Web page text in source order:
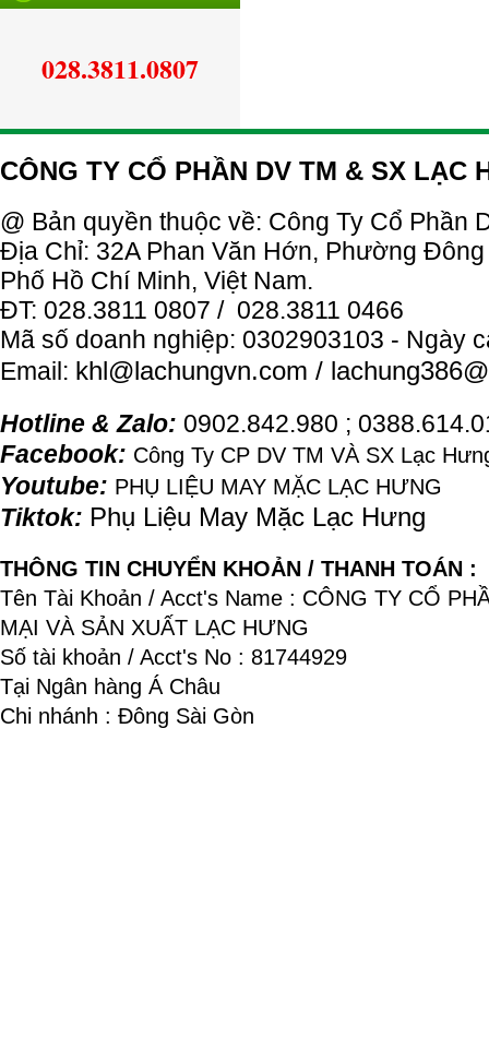
028.3811.0807
CÔNG TY CỔ PHẦN DV TM & SX LẠC
@ Bản quyền thuộc về: Công Ty Cổ Phần
Địa Chỉ: 32A Phan Văn Hớn, Phường
Phố Hồ Chí Minh, Việt Nam.
ĐT: 028.3811 0807 / 028.3811 0466
Mã số doanh nghiệp: 0302903103 - Ngày
Email: khl@lachungvn.com /
Hotline & Zalo: 0902.842.980 ;
Facebook: Công Ty CP DV TM VÀ SX Lạc
Youtube: PHỤ LIỆU MAY MẶC LẠC HƯNG
Tiktok: Phụ Liệu May Mặc Lạc Hưng
THÔNG TIN CHUYỂN KHOẢN / THANH TOÁN :
Tên Tài Khoản / Acct's Name : CÔNG TY CỔ
MẠI VÀ SẢN XUẤT LẠC HƯNG
Số tài khoản / Acct's No : 81744929
Tại Ngân hàng Á Châu
Chi nhánh : Đông Sài Gòn